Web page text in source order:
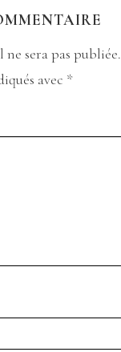
ne sera pas publiée.
avec *